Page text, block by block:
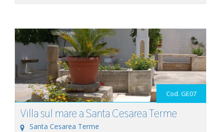
Cod. GE07
Villa sul mare a Santa Cesarea Terme
Santa Cesarea Terme